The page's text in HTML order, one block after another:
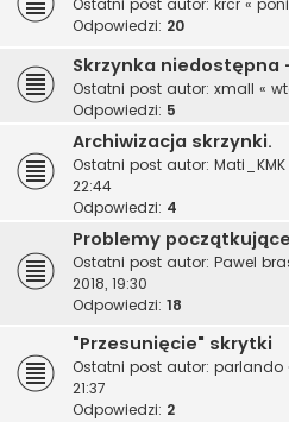
Ostatni post autor: krcr «
Odpowiedzi: 20
Skrzynka niedostępna
Ostatni post autor: xmall «
Odpowiedzi: 5
Archiwizacja skrzynki.
Ostatni post autor: Mati_KMK
22:44
Odpowiedzi: 4
Problemy
Ostatni post autor: Pawel
2018, 19:30
Odpowiedzi: 18
"Przesunięcie" skrytki
Ostatni post autor: parlando
21:37
Odpowiedzi: 2